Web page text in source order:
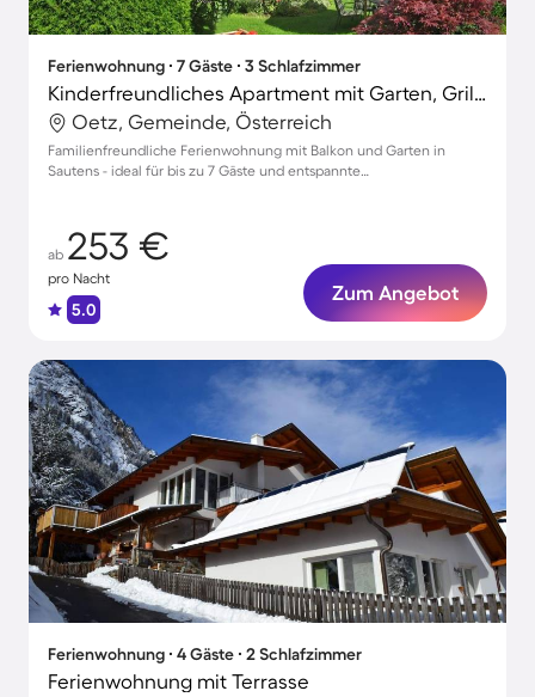
Ferienwohnung ∙ 7 Gäste ∙ 3 Schlafzimmer
Kinderfreundliches Apartment mit Garten, Grill und Terrasse | Perfekt für die Arbeit von Zuhause
Oetz, Gemeinde, Österreich
Familienfreundliche Ferienwohnung mit Balkon und Garten in
Sautens - ideal für bis zu 7 Gäste und entspannte
ab 253 €
pro Nacht
5.0
Zum Angebot
Ferienwohnung ∙ 4 Gäste ∙ 2 Schlafzimmer
Ferienwohnung mit Terrasse